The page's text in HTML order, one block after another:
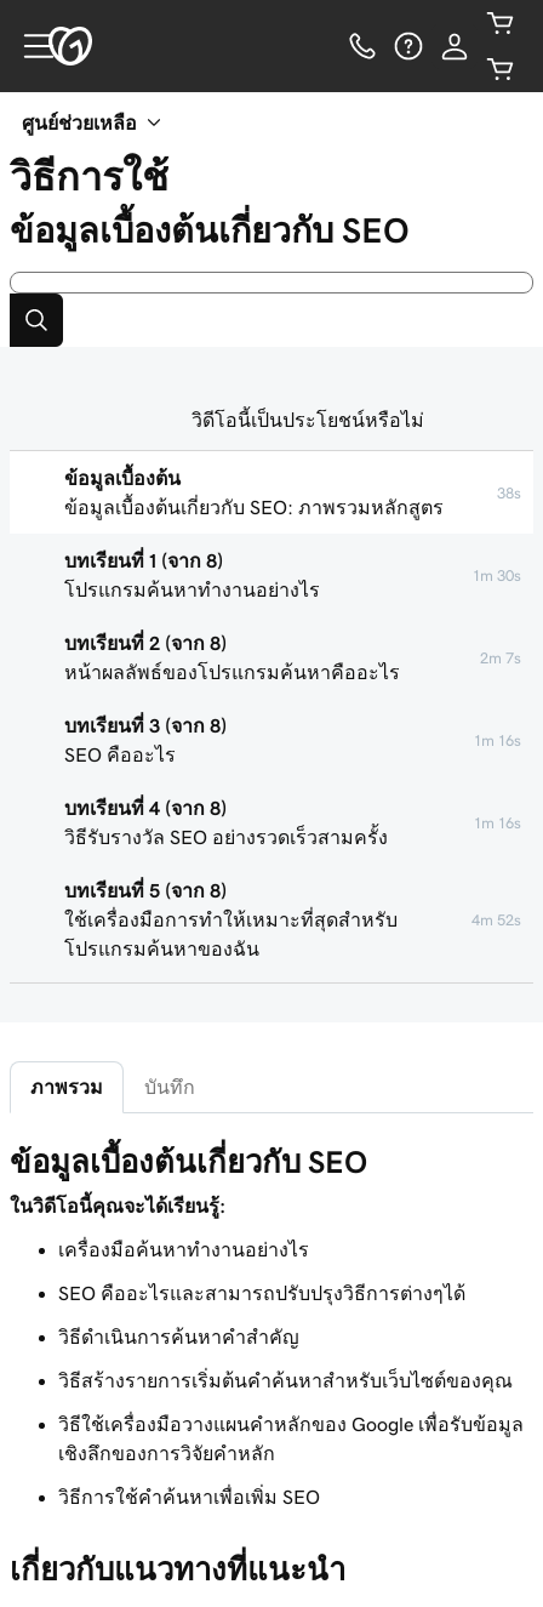
ศูนย์ช่วยเหลือ
วิธีการใช้
ข้อมูลเบื้องต้นเกี่ยวกับ SEO
ข้อมูลเบื้องต้น
ข้อมูลเบื้องต้นเกี่ยวกับ SEO: ภาพรวมหลักสูตร
38s
บทเรียนที่ 1 (จาก 8)
โปรแกรมค้นหาทำงานอย่างไร
1m 30s
บทเรียนที่ 2 (จาก 8)
หน้าผลลัพธ์ของโปรแกรมค้นหาคืออะไร
2m 7s
บทเรียนที่ 3 (จาก 8)
SEO คืออะไร
1m 16s
บทเรียนที่ 4 (จาก 8)
วิธีรับรางวัล SEO อย่างรวดเร็วสามครั้ง
1m 16s
บทเรียนที่ 5 (จาก 8)
ใช้เครื่องมือการทำให้เหมาะที่สุดสำหรับ
โปรแกรมค้นหาของฉัน
4m 52s
บทเรียนที่ 7 (จาก 8)
การใช้คำสำคัญในเนื้อหาบนหน้าของคุณ
บทเรียนที่ 8 (จาก 8)
เพิ่มประสิทธิภาพรูปภาพใน WordPress ด้วยคำ
ค้นหา
วิดีโอนี้เป็นประโยชน์หรือไม่
ภาพรวม บันทึก
ข้อมูลเบื้องต้นเกี่ยวกับ SEO
ในวิดีโอนี้คุณจะได้เรียนรู้:
เครื่องมือค้นหาทำงานอย่างไร
SEO คืออะไรและสามารถปรับปรุงวิธีการต่างๆได้
วิธีดำเนินการค้นหาคำสำคัญ
วิธีสร้างรายการเริ่มต้นคำค้นหาสำหรับเว็บไซต์ของคุณ
วิธีใช้เครื่องมือวางแผนคำหลักของ Google เพื่อรับข้อมูล
เชิงลึกของการวิจัยคำหลัก
วิธีการใช้คำค้นหาเพื่อเพิ่ม SEO
เกี่ยวกับแนวทางที่แนะนำ